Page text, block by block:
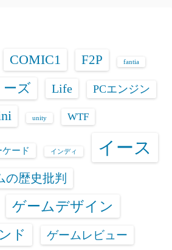
COMIC1 F2P fantia
ーズ Life PCエンジン
unity WTF
ケード インディ イース
の歴史批判
ゲームデザイン
ド ゲームレビュー